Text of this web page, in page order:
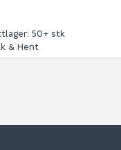
:50+ stk
& Hent